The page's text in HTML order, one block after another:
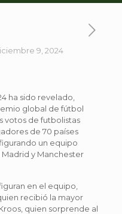
9, 2024
ha sido revelado,
global de fútbol
votos de futbolistas
de 70 países
un equipo
y Manchester
en el equipo,
recibió la mayor
quien sorprende al